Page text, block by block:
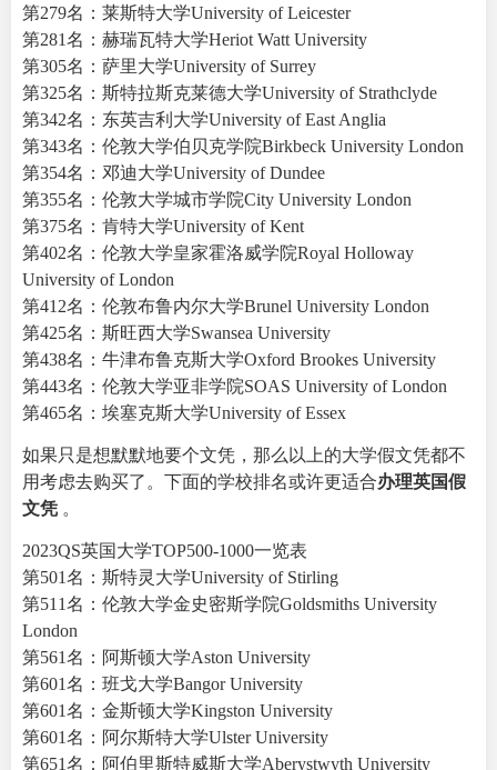
第279名：莱斯特大学University of Leicester
第281名：赫瑞瓦特大学Heriot Watt University
第305名：萨里大学University of Surrey
第325名：斯特拉斯克莱德大学University of Strathclyde
第342名：东英吉利大学University of East Anglia
第343名：伦敦大学伯贝克学院Birkbeck University London
第354名：邓迪大学University of Dundee
第355名：伦敦大学城市学院City University London
第375名：肯特大学University of Kent
第402名：伦敦大学皇家霍洛威学院Royal Holloway
University of London
第412名：伦敦布鲁内尔大学Brunel University London
第425名：斯旺西大学Swansea University
第438名：牛津布鲁克斯大学Oxford Brookes University
第443名：伦敦大学亚非学院SOAS University of London
第465名：埃塞克斯大学University of Essex
如果只是想默默地要个文凭，那么以上的大学假文凭都不
用考虑去购买了。下面的学校排名或许更适合办理英国假
文凭 。
2023QS英国大学TOP500-1000一览表
第501名：斯特灵大学University of Stirling
第511名：伦敦大学金史密斯学院Goldsmiths University
London
第561名：阿斯顿大学Aston University
第601名：班戈大学Bangor University
第601名：金斯顿大学Kingston University
第601名：阿尔斯特大学Ulster University
第651名：阿伯里斯特威斯大学Aberystwyth University